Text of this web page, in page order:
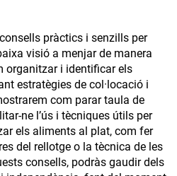
pràctics i senzills per
visió a menjar de manera
organitzar i identificar els
estratègies de col·locació i
com parar taula de
ne l’ús i tècniques útils per
els aliments al plat, com fer
del rellotge o la tècnica de les
consells, podràs gaudir dels